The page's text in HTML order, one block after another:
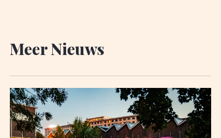
Meer Nieuws